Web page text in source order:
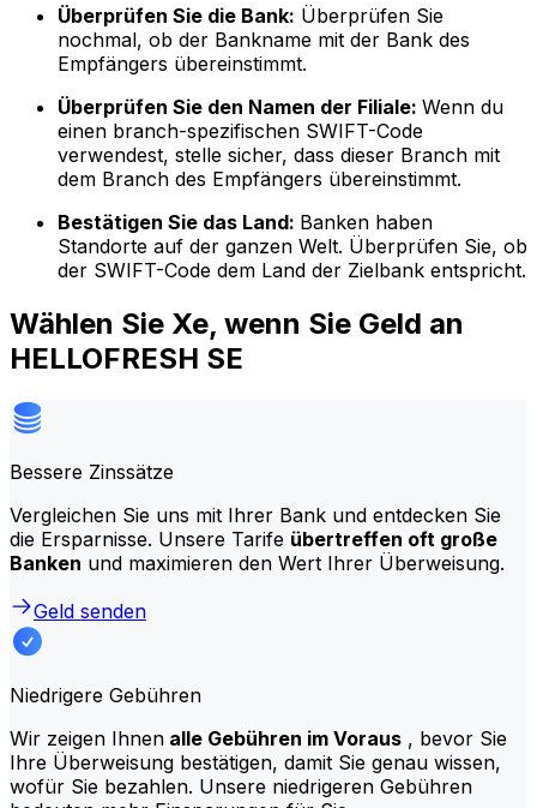
Überprüfen Sie die Bank: Überprüfen Sie
nochmal, ob der Bankname mit der Bank des
Empfängers übereinstimmt.
Überprüfen Sie den Namen der Filiale: Wenn du
einen branch-spezifischen SWIFT-Code
verwendest, stelle sicher, dass dieser Branch mit
dem Branch des Empfängers übereinstimmt.
Bestätigen Sie das Land: Banken haben
Standorte auf der ganzen Welt. Überprüfen Sie, ob
der SWIFT-Code dem Land der Zielbank entspricht.
Wählen Sie Xe, wenn Sie Geld an
HELLOFRESH SE
Bessere Zinssätze
Vergleichen Sie uns mit Ihrer Bank und entdecken Sie
die Ersparnisse. Unsere Tarife übertreffen oft große
Banken und maximieren den Wert Ihrer Überweisung.
Geld senden
Niedrigere Gebühren
Wir zeigen Ihnen alle Gebühren im Voraus , bevor Sie
Ihre Überweisung bestätigen, damit Sie genau wissen,
wofür Sie bezahlen. Unsere niedrigeren Gebühren